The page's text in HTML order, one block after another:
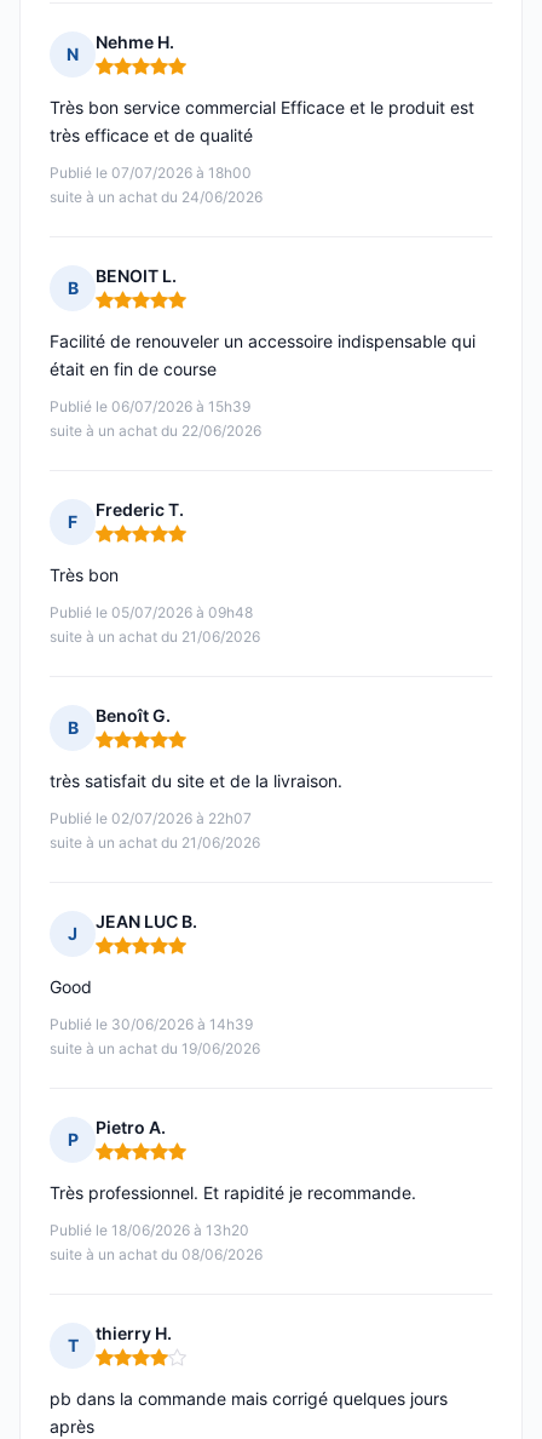
N
Nehme H.
Note : 5 sur 5
Publié le 07/07/2026 à 18h00
suite à un achat du 24/06/2026
Très bon service commercial Efficace et le produit est
très efficace et de qualité
B
BENOIT L.
Note : 5 sur 5
Publié le 06/07/2026 à 15h39
suite à un achat du 22/06/2026
Facilité de renouveler un accessoire indispensable qui
était en fin de course
F
Frederic T.
Note : 5 sur 5
Publié le 05/07/2026 à 09h48
suite à un achat du 21/06/2026
Très bon
B
Benoît G.
Note : 5 sur 5
Publié le 02/07/2026 à 22h07
suite à un achat du 21/06/2026
très satisfait du site et de la livraison.
J
JEAN LUC B.
Note : 5 sur 5
Publié le 30/06/2026 à 14h39
suite à un achat du 19/06/2026
Good
P
Pietro A.
Note : 5 sur 5
Publié le 18/06/2026 à 13h20
suite à un achat du 08/06/2026
Très professionnel. Et rapidité je recommande.
T
thierry H.
Note : 4 sur 5
pb dans la commande mais corrigé quelques jours
après